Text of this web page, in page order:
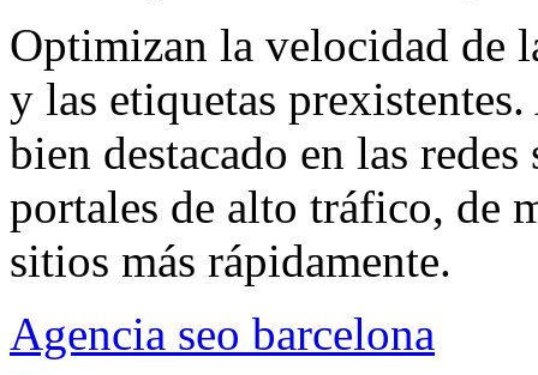
Optimizan la velocidad de
y las etiquetas
bien destacado en las
portales de alto tráfico, de
sitios más rápidamente.
Agencia seo barcelona